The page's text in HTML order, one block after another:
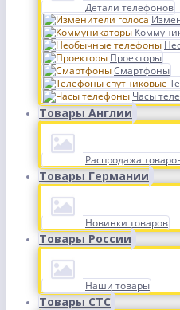
Детали телефонов
Проекторы
Смартфоны
Часы
Товары Англии
Распродажа
Товары Германии
Новинки товаров
Товары России
Наши товары
Товары СТС